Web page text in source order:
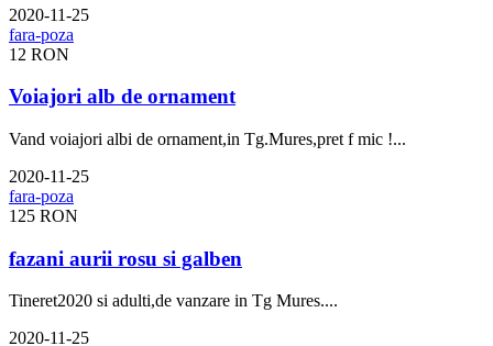
2020-11-25
12 RON
Voiajori alb de ornament
Vand voiajori albi de ornament,in Tg.Mures,pret f mic !...
2020-11-25
125 RON
fazani aurii rosu si galben
Tineret2020 si adulti,de vanzare in Tg Mures....
2020-11-25